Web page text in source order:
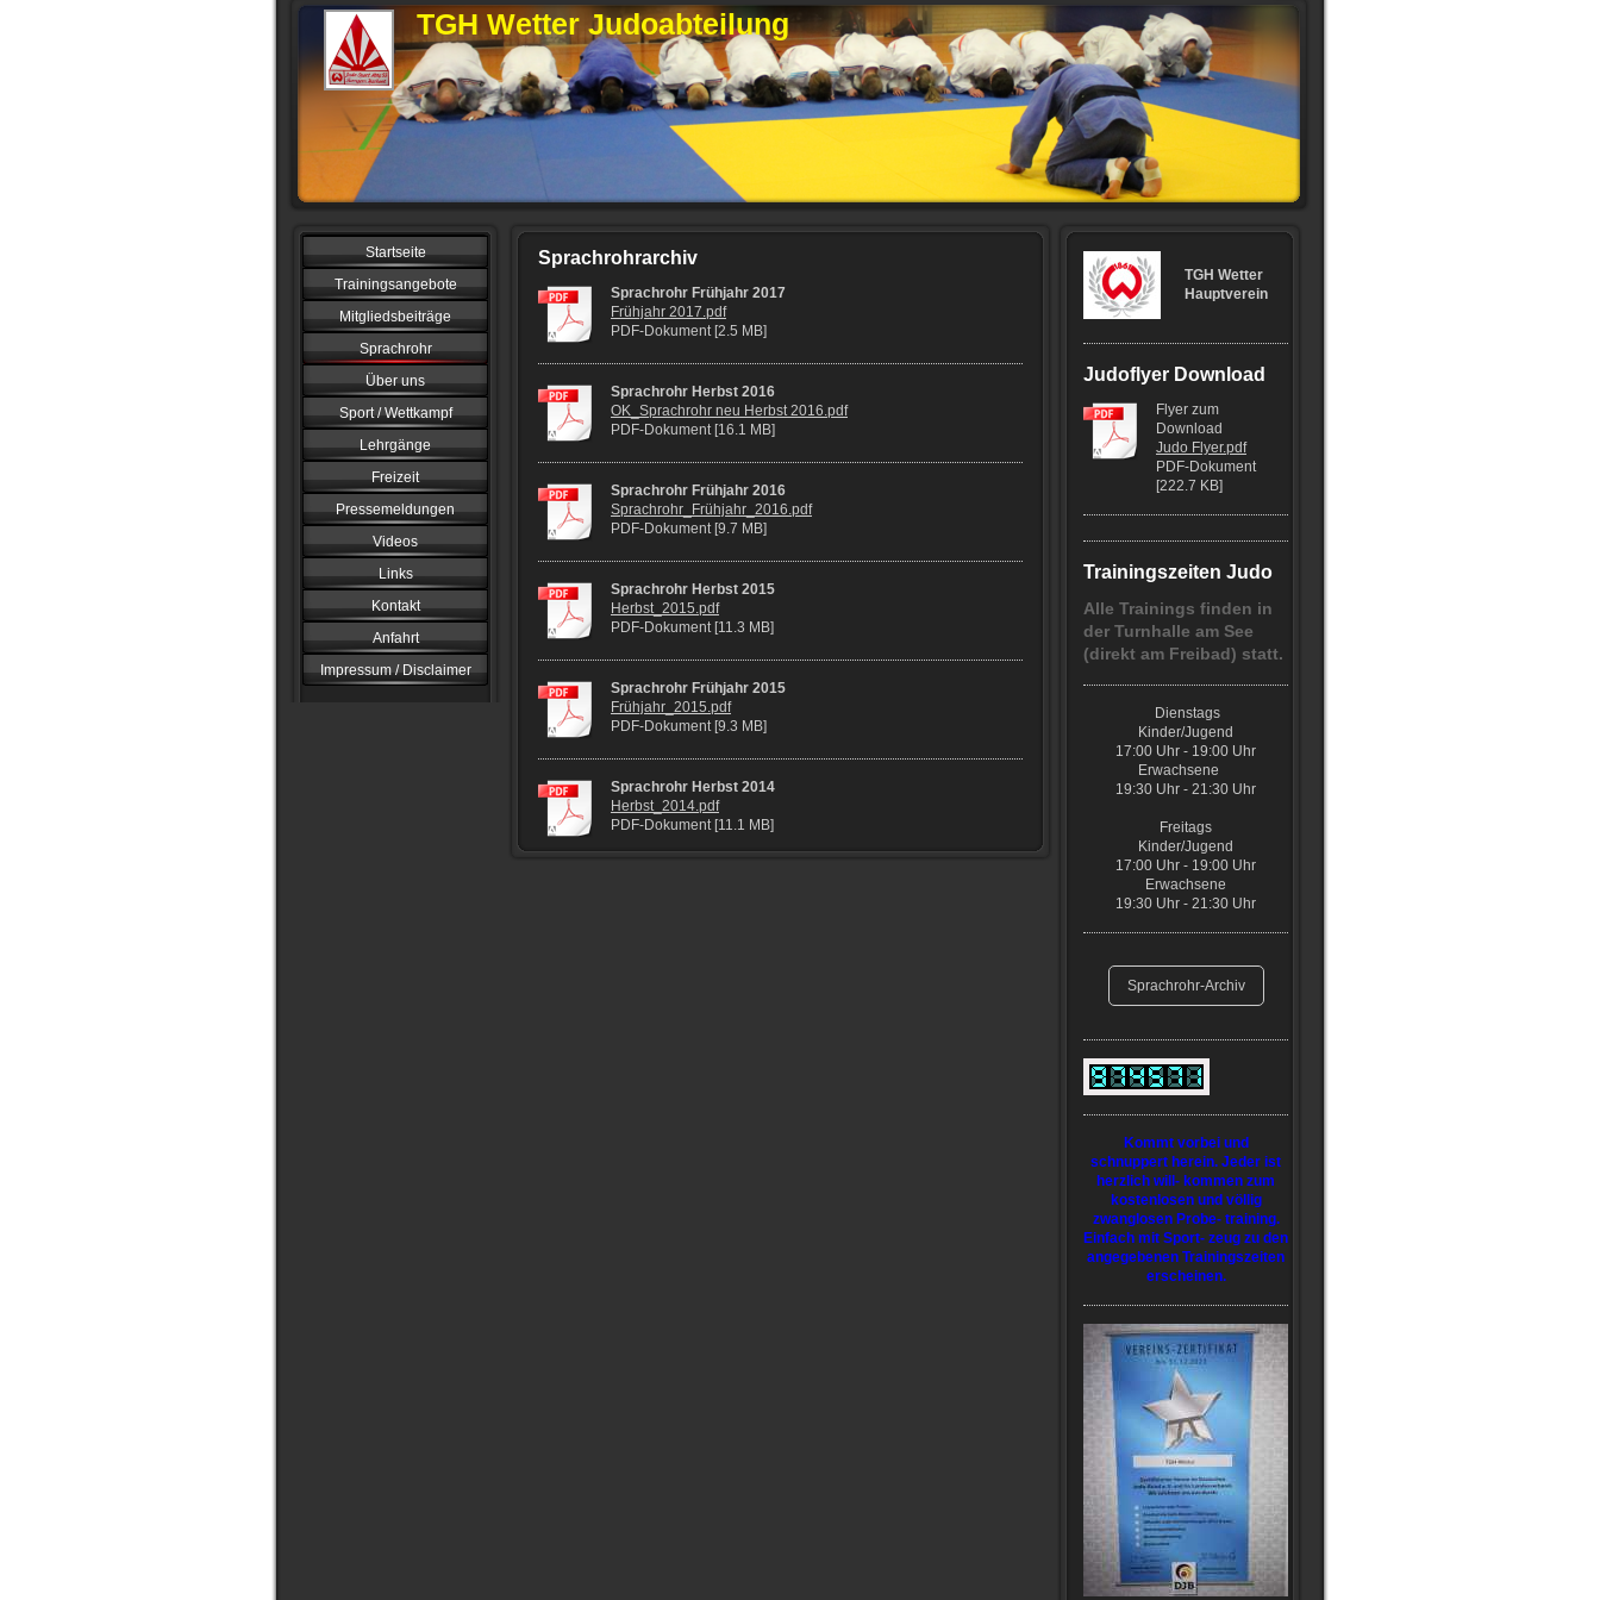
TGH Wetter Judoabteilung
Startseite
Trainingsangebote
Mitgliedsbeiträge
Sprachrohr
Über uns
Sport / Wettkampf
Lehrgänge
Freizeit
Pressemeldungen
Videos
Links
Kontakt
Anfahrt
Impressum / Disclaimer
Sprachrohrarchiv
Sprachrohr Frühjahr 2017
Frühjahr 2017.pdf
PDF-Dokument [2.5 MB]
Sprachrohr Herbst 2016
OK_Sprachrohr neu Herbst 2016.pdf
PDF-Dokument [16.1 MB]
Sprachrohr Frühjahr 2016
Sprachrohr_Frühjahr_2016.pdf
PDF-Dokument [9.7 MB]
Sprachrohr Herbst 2015
Herbst_2015.pdf
PDF-Dokument [11.3 MB]
Sprachrohr Frühjahr 2015
Frühjahr_2015.pdf
PDF-Dokument [9.3 MB]
Sprachrohr Herbst 2014
Herbst_2014.pdf
PDF-Dokument [11.1 MB]
TGH Wetter
Hauptverein
Judoflyer Download
Flyer zum
Download
Judo Flyer.pdf
PDF-Dokument
[222.7 KB]
Trainingszeiten Judo
Alle Trainings finden in
der Turnhalle am See
(direkt am Freibad) statt.
Dienstags
Kinder/Jugend
17:00 Uhr - 19:00 Uhr
Erwachsene
19:30 Uhr - 21:30 Uhr
Freitags
Kinder/Jugend
17:00 Uhr - 19:00 Uhr
Erwachsene
19:30 Uhr - 21:30 Uhr
Sprachrohr-Archiv
Kommt vorbei und
schnuppert herein. Jeder ist
herzlich will- kommen zum
kostenlosen und völlig
zwanglosen Probe- training.
Einfach mit Sport- zeug zu den
angegebenen Trainingszeiten
erscheinen.